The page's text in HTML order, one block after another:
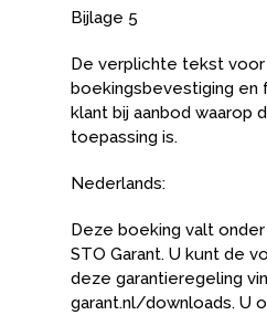
Bijlage 5
De verplichte tekst
boekingsbevestiging en
klant bij aanbod waarop
toepassing is.
Nederlands:
Deze boeking valt
STO Garant. U kunt de
deze garantieregeling
garant.nl/downloads. U